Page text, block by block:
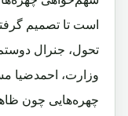
است تا تصمیم
تحول، جنرال
وزارت، احمدضیا
چهره‌هایی چون